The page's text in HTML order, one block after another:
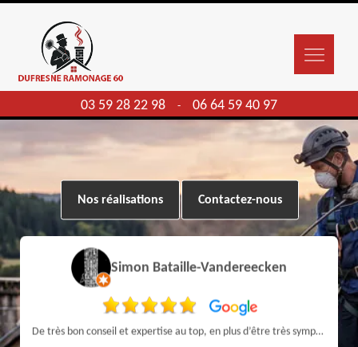
03 59 28 22 98 - 06 64 59 40 97
Nos réalisations Contactez-nous
Simon Bataille-Vandereecken
De très bon conseil et expertise au top, en plus d’être très sympathique, je recommande! Nous avons été bien aidés et renseignés sur quoi faire de notre insert et son entretien futur, merci :)